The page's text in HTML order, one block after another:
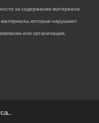
за содержание материала
которые нарушают
или организации,
.